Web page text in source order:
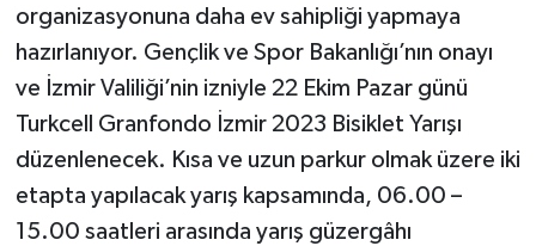
organizasyonuna daha ev sahipliği yapmaya
hazırlanıyor. Gençlik ve Spor Bakanlığı’nın onayı
ve İzmir Valiliği’nin izniyle 22 Ekim Pazar günü
Turkcell Granfondo İzmir 2023 Bisiklet Yarışı
düzenlenecek. Kısa ve uzun parkur olmak üzere iki
etapta yapılacak yarış kapsamında, 06.00 –
15.00 saatleri arasında yarış güzergâhı